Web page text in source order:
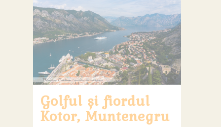
Golful și fiordul
Kotor, Muntenegru